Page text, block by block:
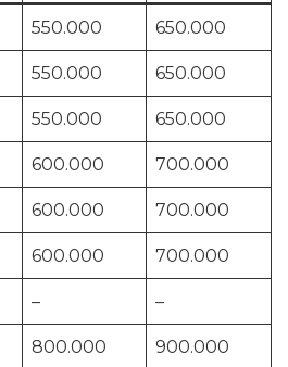
550.000 650.000
550.000 650.000
550.000 650.000
600.000 700.000
600.000 700.000
600.000 700.000
– –
800.000 900.000